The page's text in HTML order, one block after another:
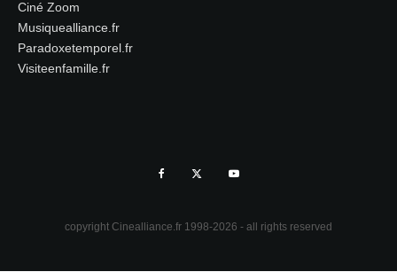
Ciné Zoom
Musiquealliance.fr
Paradoxetemporel.fr
Visiteenfamille.fr
copyright Cinealliance.fr 1998-2026 - all rights reserved